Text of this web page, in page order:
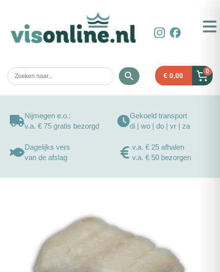
€ 0,00
0
Nijmegen e.o.:
v.a. € 75 gratis bezorgd
Gekoeld transport
di | wo | do | vr | za
Dagelijks vers
van de afslag
v.a. € 25 afhalen
v.a. € 50 bezorgen